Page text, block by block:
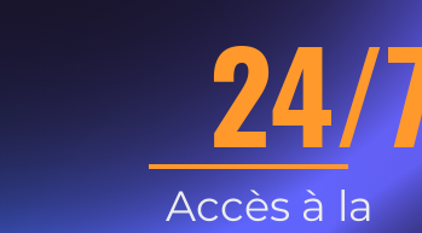
24/
Accès à la